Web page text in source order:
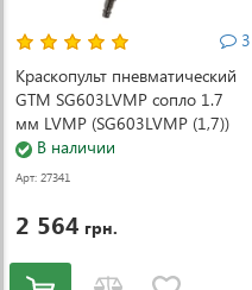
3
Краскопульт пневматический
GTM SG603LVMP сопло 1.7
мм LVMP (SG603LVMP (1,7))
В наличии
Арт: 27341
2 564 грн.